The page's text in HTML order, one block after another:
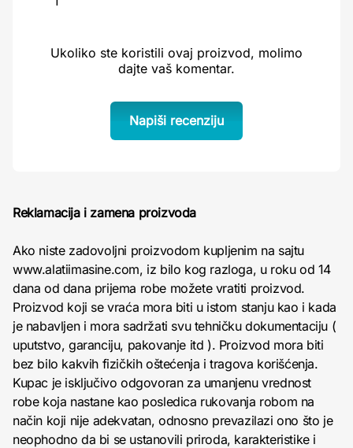
Ukoliko ste koristili ovaj proizvod, molimo
dajte vaš komentar.
Napiši recenziju
Reklamacija i zamena proizvoda
Ako niste zadovoljni proizvodom kupljenim na sajtu
www.alatiimasine.com, iz bilo kog razloga, u roku od 14
dana od dana prijema robe možete vratiti proizvod.
Proizvod koji se vraća mora biti u istom stanju kao i kada
je nabavljen i mora sadržati svu tehničku dokumentaciju (
uputstvo, garanciju, pakovanje itd ). Proizvod mora biti
bez bilo kakvih fizičkih oštećenja i tragova korišćenja.
Kupac je isključivo odgovoran za umanjenu vrednost
robe koja nastane kao posledica rukovanja robom na
način koji nije adekvatan, odnosno prevazilazi ono što je
neophodno da bi se ustanovili priroda, karakteristike i